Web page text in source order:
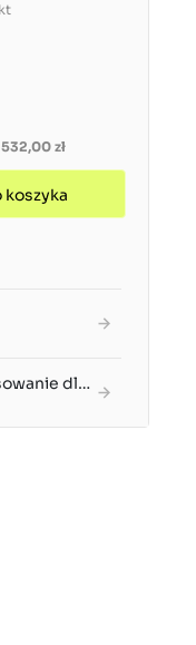
532,00 zł
koszyka
Leasing i finansowanie dla firm